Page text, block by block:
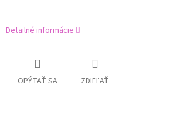
Detailné informácie
OPÝTAŤ SA ZDIEĽAŤ